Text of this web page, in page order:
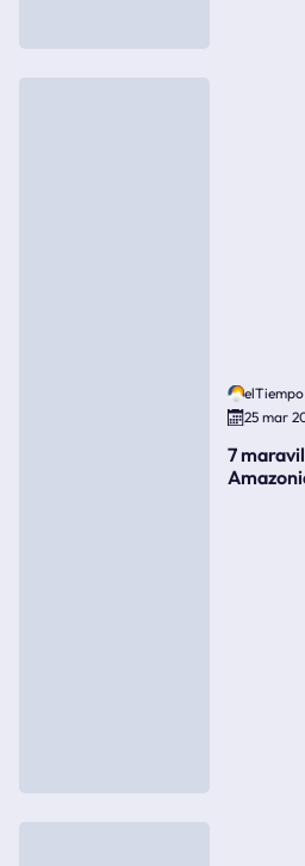
elTiempo
25 mar
7